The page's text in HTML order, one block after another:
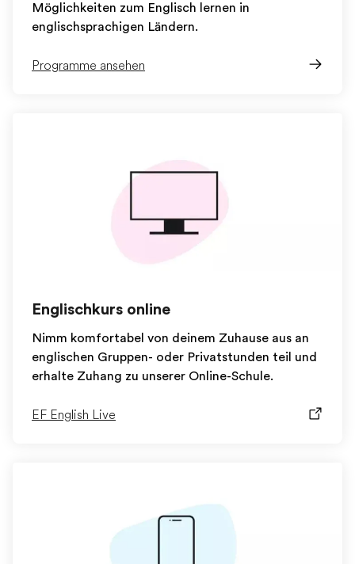
Möglichkeiten zum Englisch lernen in
englischsprachigen Ländern.
Programme ansehen
Englischkurs online
Nimm komfortabel von deinem Zuhause aus an
englischen Gruppen- oder Privatstunden teil und
erhalte Zuhang zu unserer Online-Schule.
EF English Live